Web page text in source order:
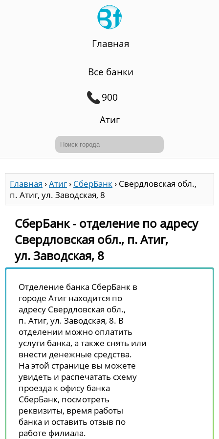
Главная
Все банки
900
Атиг
Главная ›Атиг› СберБанк› Свердловская обл.,
п. Атиг, ул. Заводская, 8
СберБанк - отделение по адресу
Свердловская обл., п. Атиг,
ул. Заводская, 8
Отделение банка СберБанк в
городе Атиг находится по
адресу Свердловская обл.,
п. Атиг, ул. Заводская, 8. В
отделении можно оплатить
услуги банка, а также снять или
внести денежные средства.
На этой странице вы можете
увидеть и распечатать схему
проезда к офису банка
СберБанк, посмотреть
реквизиты, время работы
банка и оставить отзыв по
работе филиала.